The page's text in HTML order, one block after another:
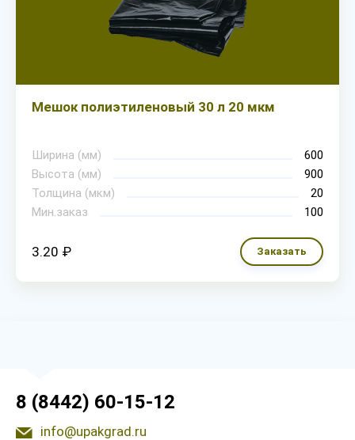
Мешок полиэтиленовый 30 л 20 мкм
Ширина (мм)
600
Высота (мм)
900
Толщина (мкм)
20
Мин.заказ
100
3.20 ₽ Заказать
8 (8442) 60-15-12
info@upakgrad.ru